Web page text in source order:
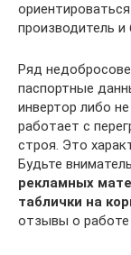
производитель
Ряд
паспортные
инвертор либо
работает с
строя. Это
Будьте
рекламных
таблички на
отзывы о работе